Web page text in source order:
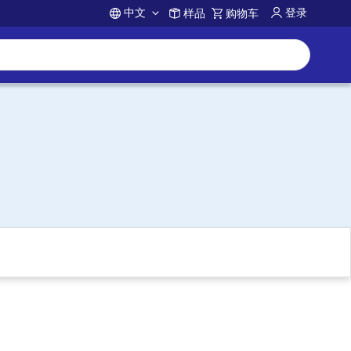
Account
中文 样品 购物车 登录